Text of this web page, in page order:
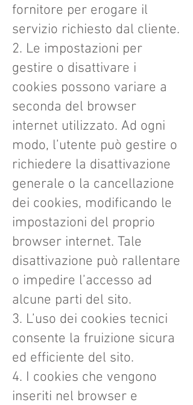
fornitore per erogare il
servizio richiesto dal cliente.
2. Le impostazioni per
gestire o disattivare i
cookies possono variare a
seconda del browser
internet utilizzato. Ad ogni
modo, l’utente può gestire o
richiedere la disattivazione
generale o la cancellazione
dei cookies, modificando le
impostazioni del proprio
browser internet. Tale
disattivazione può rallentare
o impedire l’accesso ad
alcune parti del sito.
3. L’uso dei cookies tecnici
consente la fruizione sicura
ed efficiente del sito.
4. I cookies che vengono
inseriti nel browser e